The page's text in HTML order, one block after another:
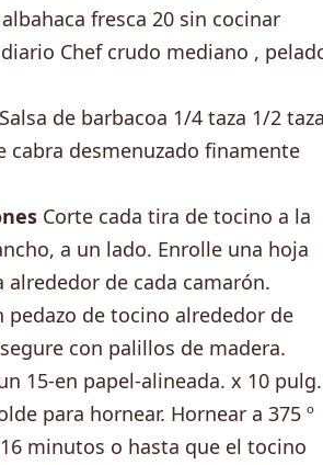
fresca 20 sin cocinar
Chef crudo mediano ,
de barbacoa 1/4 taza 1/2
cabra desmenuzado finamente
Corte cada tira de tocino a la
a un lado. Enrolle una hoja
alrededor de cada camarón.
pedazo de tocino alrededor de
con palillos de madera.
15-en papel-alineada. x 10 pulg.
para hornear. Hornear a 375 º
minutos o hasta que el tocino